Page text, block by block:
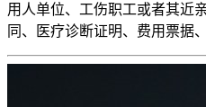
用人单位、工伤职工或者其近
同、医疗诊断证明、费用票据